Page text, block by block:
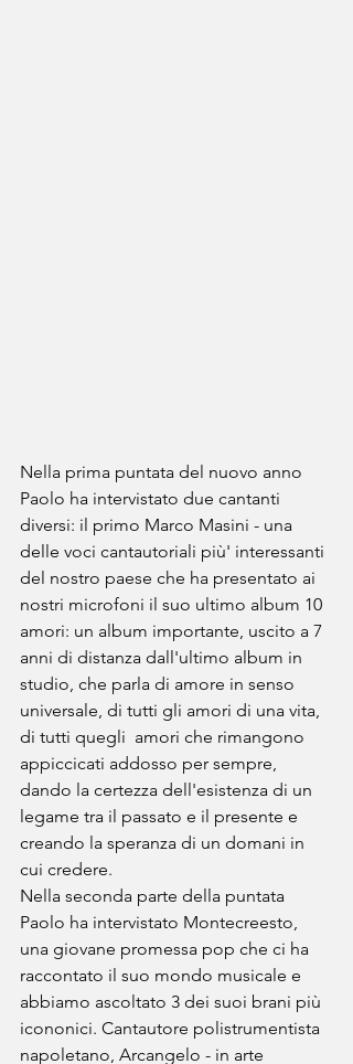
Nella prima puntata del nuovo anno
Paolo ha intervistato due cantanti
diversi: il primo Marco Masini - una
delle voci cantautoriali più' interessanti
del nostro paese che ha presentato ai
nostri microfoni il suo ultimo album 10
amori: un album importante, uscito a 7
anni di distanza dall'ultimo album in
studio, che parla di amore in senso
universale, di tutti gli amori di una vita,
di tutti quegli  amori che rimangono
appiccicati addosso per sempre,
dando la certezza dell'esistenza di un
legame tra il passato e il presente e
creando la speranza di un domani in
cui credere.
Nella seconda parte della puntata
Paolo ha intervistato Montecreesto,
una giovane promessa pop che ci ha
raccontato il suo mondo musicale e
abbiamo ascoltato 3 dei suoi brani più
icononici. Cantautore polistrumentista
napoletano, Arcangelo - in arte